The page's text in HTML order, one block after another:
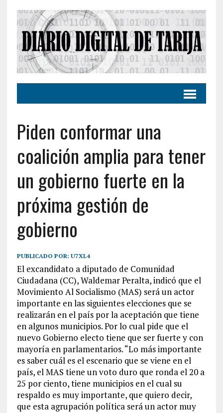
Piden conformar una
coalición amplia para tener
un gobierno fuerte en la
próxima gestión de
gobierno
PUBLICADO POR: U7XL4
El excandidato a diputado de Comunidad
Ciudadana (CC), Waldemar Peralta, indicó que el
Movimiento Al Socialismo (MAS) será un actor
importante en las siguientes elecciones que se
realizarán en el país por la aceptación que tiene
en algunos municipios. Por lo cual pide que el
nuevo Gobierno electo tiene que ser fuerte y con
mayoría en parlamentarios. “Lo más importante
es saber cuál es el escenario que se viene en el
país, el MAS tiene un voto duro que ronda el 20 a
25 por ciento, tiene municipios en el cual su
respaldo es muy importante, que quiero decir,
que esta agrupación política será un actor muy